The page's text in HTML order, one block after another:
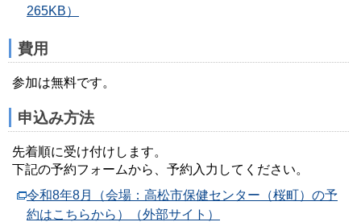
265KB）
費用
参加は無料です。
申込み方法
先着順に受け付けします。
下記の予約フォームから、予約入力してください。
令和8年8月（会場：高松市保健センター（桜町）の予
約はこちらから）（外部サイト）